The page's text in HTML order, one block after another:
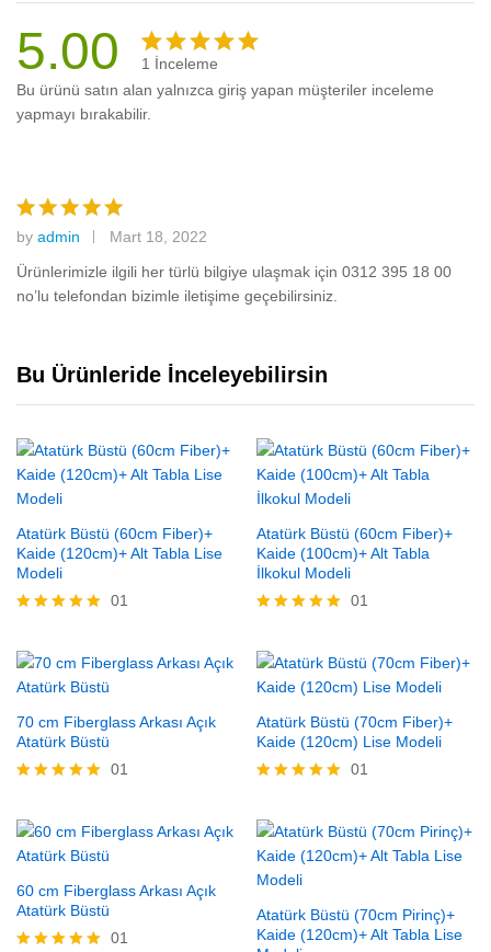
5.00
müşteri
puanına
aldı
1 İnceleme
Bu ürünü satın alan yalnızca giriş yapan müşteriler inceleme
yapmayı bırakabilir.
5
üzerinden
5oy aldı
by admin
Mart 18, 2022
Ürünlerimizle ilgili her türlü bilgiye ulaşmak için 0312 395 18 00
no’lu telefondan bizimle iletişime geçebilirsiniz.
Bu Ürünleride İnceleyebilirsin
Atatürk Büstü (60cm Fiber)+
Kaide (120cm)+ Alt Tabla Lise
Modeli
oy aldı
01
Atatürk Büstü (60cm Fiber)+
Kaide (100cm)+ Alt Tabla
İlkokul Modeli
oy aldı
01
70 cm Fiberglass Arkası Açık
Atatürk Büstü
oy aldı
01
Atatürk Büstü (70cm Fiber)+
Kaide (120cm) Lise Modeli
oy aldı
01
60 cm Fiberglass Arkası Açık
Atatürk Büstü
01
Atatürk Büstü (70cm Pirinç)+
Kaide (120cm)+ Alt Tabla Lise